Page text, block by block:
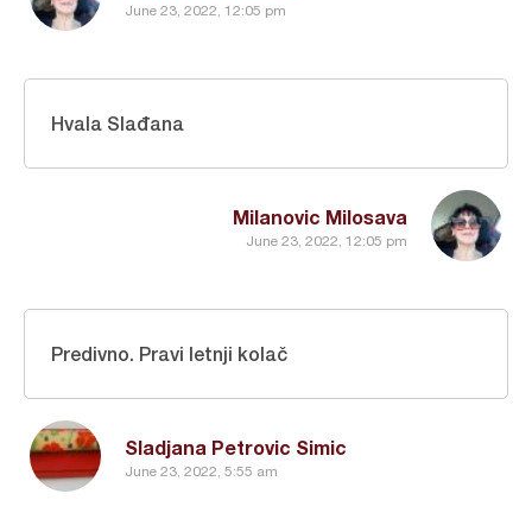
June 23, 2022, 12:05 pm
Milanovic Milosava
June 23, 2022, 12:05 pm
Hvala Slađana
Sladjana Petrovic Simic
June 23, 2022, 5:55 am
Predivno. Pravi letnji kolač